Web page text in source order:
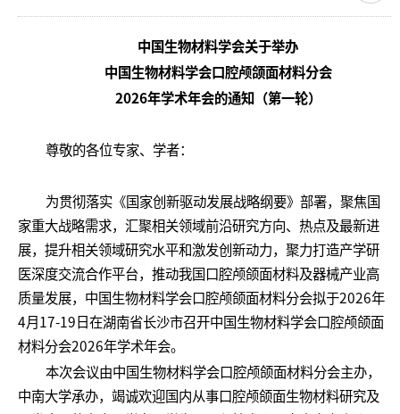
中国生物材料学会关于举办
中国生物材料学会口腔颅颌面材料分会
2026年学术年会的通知（第一轮）
尊敬的各位专家、学者：
为贯彻落实《国家创新驱动发展战略纲要》部署，聚焦国
家重大战略需求，汇聚相关领域前沿研究方向、热点及最新进
展，提升相关领域研究水平和激发创新动力，聚力打造产学研
医深度交流合作平台，推动我国口腔颅颌面材料及器械产业高
质量发展，中国生物材料学会口腔颅颌面材料分会拟于2026年
4月17-19日在湖南省长沙市召开中国生物材料学会口腔颅颌面
材料分会2026年学术年会。
本次会议由中国生物材料学会口腔颅颌面材料分会主办，
中南大学承办，竭诚欢迎国内从事口腔颅颌面生物材料研究及